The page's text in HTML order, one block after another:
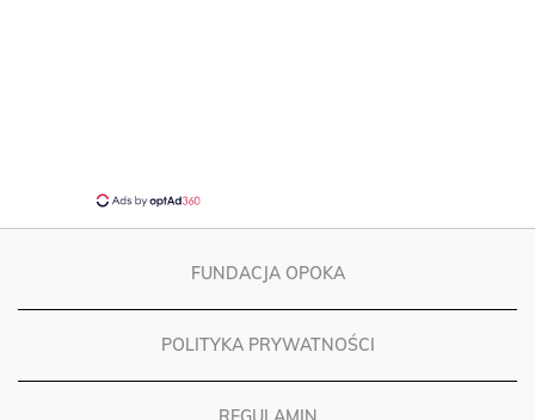
FUNDACJA OPOKA
POLITYKA PRYWATNOŚCI